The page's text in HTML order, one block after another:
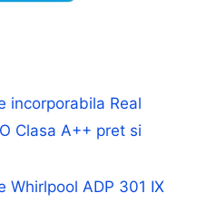
incorporabila Real
Clasa A++ pret si
Whirlpool ADP 301 IX